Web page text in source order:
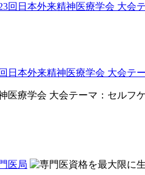
日本外来精神医療学会 大会
医療学会 大会テーマ：セ